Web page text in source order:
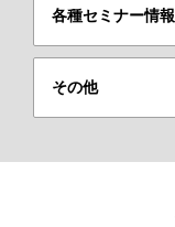
各種セミナー情報
その他